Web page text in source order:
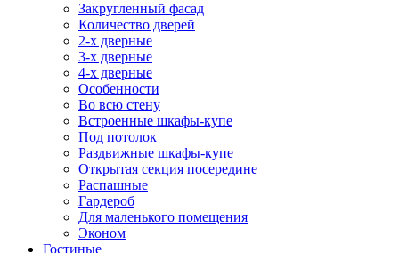
Закругленный фасад
Количество дверей
2-х дверные
3-х дверные
4-х дверные
Особенности
Во всю стену
Встроенные шкафы-купе
Под потолок
Раздвижные шкафы-купе
Открытая секция посередине
Распашные
Гардероб
Для маленького помещения
Эконом
Гостиные